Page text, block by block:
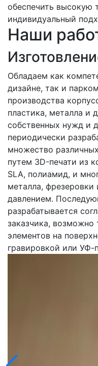
обеспечить высокую
индивидуальный
Наши
Обладаем как
дизайне, так и
производства
пластика, металла и
собственных нужд и
периодически
множество
путем 3D-печати из
SLA, полиамид, и
металла, фрезеровки
давлением.
разрабатывается
заказчика, возможно
элементов на
гравировкой или УФ-